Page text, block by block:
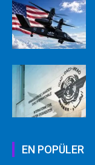
EN POPÜLER